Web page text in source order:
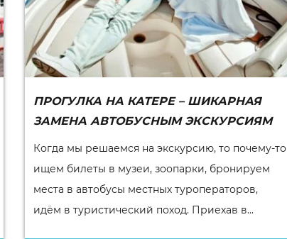
ПРОГУЛКА НА КАТЕРЕ – ШИКАРНАЯ
ЗАМЕНА АВТОБУСНЫМ ЭКСКУРСИЯМ
Когда мы решаемся на экскурсию, то почему-то
ищем билеты в музеи, зоопарки, бронируем
места в автобусы местных туроператоров,
идём в туристический поход. Приехав в...